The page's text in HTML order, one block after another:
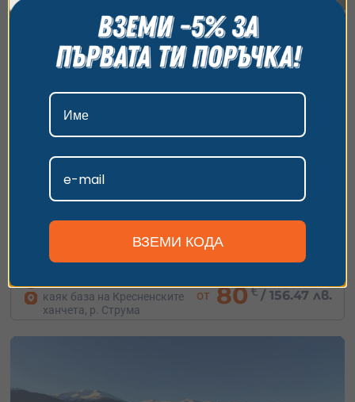
Курс за каяк в бързи води за 1 или 3 дни – р.
Струма
Практическо каяк обучение с опитни инструктори – за
начинаещи и напреднали!
каяк база на Кресненските
ханчета, р. Струма
от 80€/156.47 лв.
всички бисквитки, да откажете всички или да
изберете предпочитания. За повече информация
относно начина, по който обработваме вашите
данни, моля, посетете нашата страница за
поверителност.
ВЗЕМИ КОДА